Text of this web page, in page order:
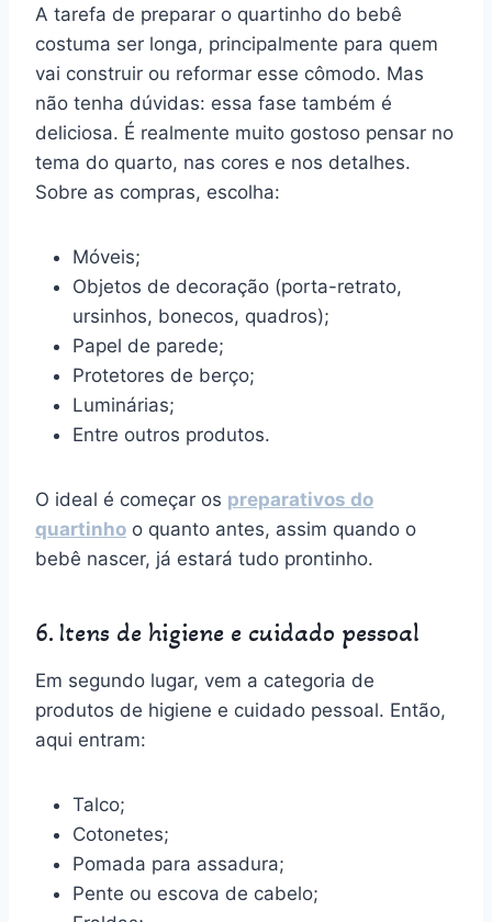
A tarefa de preparar o quartinho do bebê
costuma ser longa, principalmente para quem
vai construir ou reformar esse cômodo. Mas
não tenha dúvidas: essa fase também é
deliciosa. É realmente muito gostoso pensar no
tema do quarto, nas cores e nos detalhes.
Sobre as compras, escolha:
Móveis;
Objetos de decoração (porta-retrato,
ursinhos, bonecos, quadros);
Papel de parede;
Protetores de berço;
Luminárias;
Entre outros produtos.
O ideal é começar os preparativos do
quartinho o quanto antes, assim quando o
bebê nascer, já estará tudo prontinho.
6. Itens de higiene e cuidado pessoal
Em segundo lugar, vem a categoria de
produtos de higiene e cuidado pessoal. Então,
aqui entram:
Talco;
Cotonetes;
Pomada para assadura;
Pente ou escova de cabelo;